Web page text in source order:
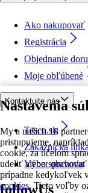
Nastavenia
My a našich 18
pristupujeme,
cookie, za účelom
udeliť alebo
prípadne kedykoľvek
cookies. Tieto voľby
Ako nakupovať
Registrácia
Objednanie
Moje obľúbené
Kontaktujte nás
Tesco.sk
Zákaznícka
Výber obchodu
followUs